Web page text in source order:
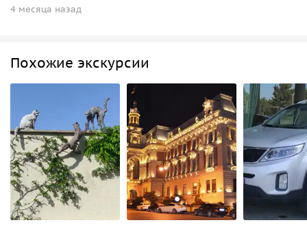
4 месяца назад
Похожие экскурсии